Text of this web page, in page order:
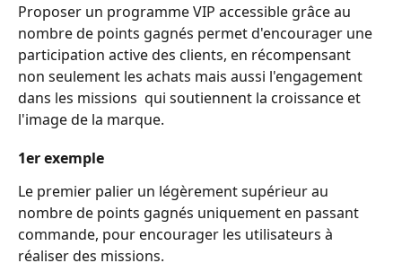
Proposer un programme VIP accessible grâce au
nombre de points gagnés permet d'encourager une
participation active des clients, en récompensant
non seulement les achats mais aussi l'engagement
dans les missions  qui soutiennent la croissance et
l'image de la marque.
1er exemple
Le premier palier un légèrement supérieur au
nombre de points gagnés uniquement en passant
commande, pour encourager les utilisateurs à
réaliser des missions.